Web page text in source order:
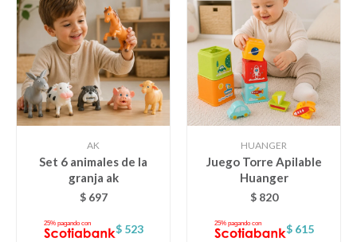
AK
Set 6 animales de la
granja ak
$ 697
$ 523
HUANGER
Juego Torre Apilable
Huanger
$ 820
$ 615
Lactancia
Baño
Alimentación
Descanso
Paseo y seguridad